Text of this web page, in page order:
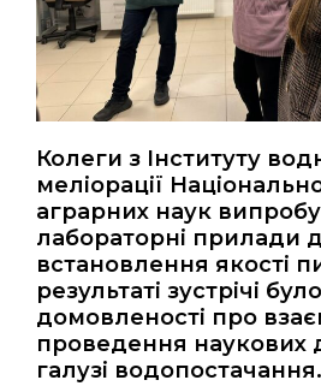
Колеги з Інституту
меліорації
аграрних наук
лабораторні прилади
встановлення якості
результаті зустрічі
домовленості про
проведення наукових
галузі водопостачання.